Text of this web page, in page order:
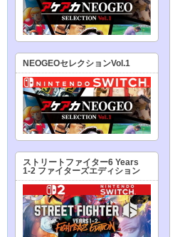
NEOGEOセレクションVol.1
ストリートファイター6 Years
1-2 ファイターズエディション